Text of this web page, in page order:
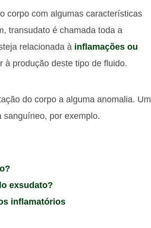
corpo com algumas características
transudato é chamada toda a
relacionada à inflamações ou
à produção deste tipo de fluido.
do corpo a alguma anomalia. Um
sanguíneo, por exemplo.
exsudato?
inflamatórios